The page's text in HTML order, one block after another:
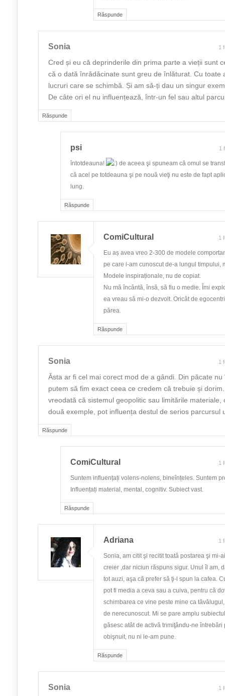
Răspunde
Răspunde
Sonia 1
Cred și eu că deprinderile din prima parte a vieții sunt
că o dată înrădăcinate sunt greu de înlăturat. Cu toate
lucruri care se schimbă. Și am să-ți dau un singur
De câte ori el nu influențează, într-un fel sau altul
Răspunde
psi 1
întotdeauna!
de aceea şi spuneam că omul se
că acel pe totdeauna şi pe nouă vieţi nu este de fapt
lung.
Răspunde
ComiCultural 1
Eu aș avea vreo 2-300 de modele
pe care i-am cunoscut de-a lungul timpului,
Modele inspiraționale, nu de copiat.
Nu mă încântă, însă, să fiu o medie. Îmi
ea vreau să mi-o dezvolt. Oricât de
părea.
Răspunde
Sonia 1
Ăsta ar fi cel mai corect mod de a gândi. Din păcate
putem să fim exact ceea ce credem că trebuie și
vreodată că sistemul geopolitic sau limitările materiale,
două exemple, pot influența destul de serios parcursul
Răspunde
ComiCultural 1
Suntem influențați volens-nolens, bineînțeles. Suntem
Influențați material, mental, cognitiv. Subiect vast.
Răspunde
Adriana 1
Sonia, am citit şi recitit toată postarea şi mi-
creier ,dar niciun răspuns sigur. Unul îl am,
tot auzi, aşa că prefer să ţi-l spun la cafea.
pot fi media a ceva sau a cuiva, pentru că
schimbarea ce vine peste mine ca
de nerecunoscut. Mi se pare amplu
găsesc atât de activă trimiţându-ne întrebări
obişnuit, nu ni le-am pune.
Sonia 1